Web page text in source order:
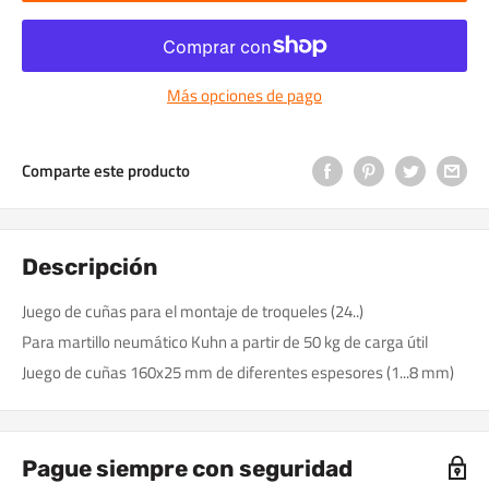
Más opciones de pago
Comparte este producto
Descripción
Juego de cuñas para el montaje de troqueles (24..)
Para martillo neumático Kuhn a partir de 50 kg de carga útil
Juego de cuñas 160x25 mm de diferentes espesores (1...8 mm)
Pague siempre con seguridad